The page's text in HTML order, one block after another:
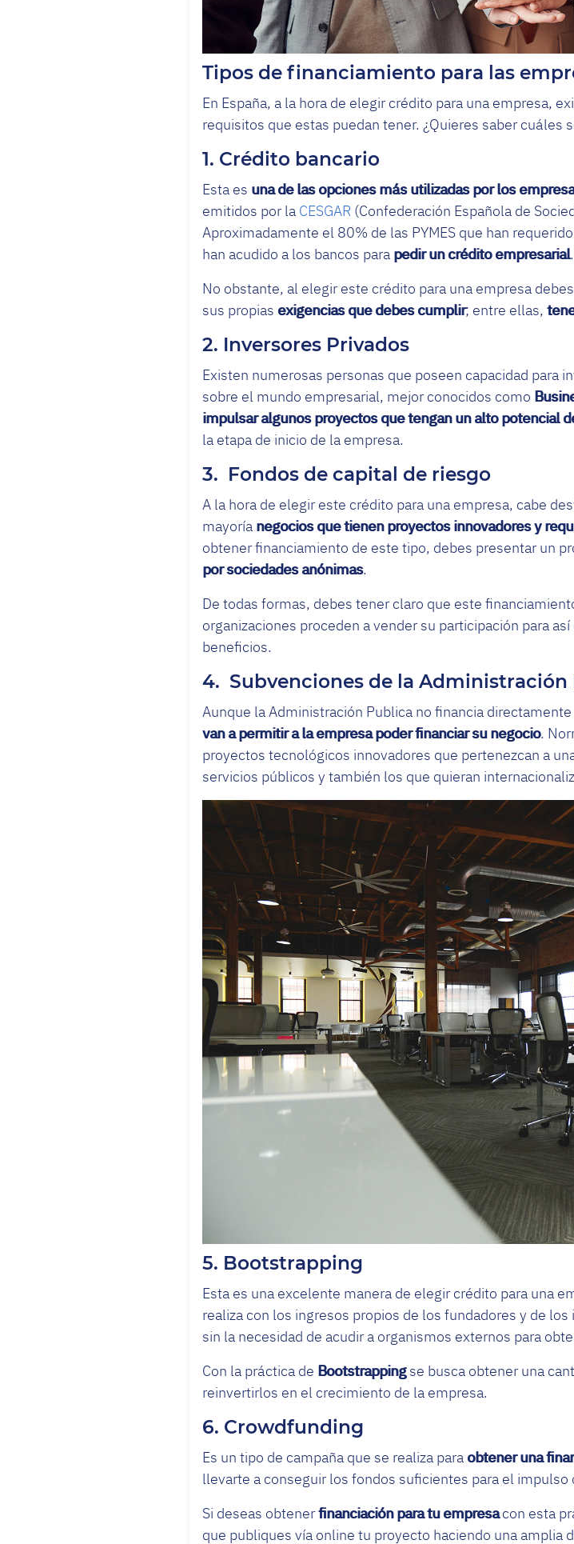
Tipos de financiamiento para las
En España, a la hora de elegir crédito para una empresa,
requisitos que estas puedan tener. ¿Quieres saber cuáles
1. Crédito bancario
Esta es una de las opciones más utilizadas por los
emitidos por la CESGAR (Confederación Española de
Aproximadamente el 80% de las PYMES que han
han acudido a los bancos para pedir un crédito empresarial.
No obstante, al elegir este crédito para una empresa
sus propias exigencias que debes cumplir; entre ellas,
2. Inversores Privados
Existen numerosas personas que poseen capacidad para
sobre el mundo empresarial, mejor conocidos como
impulsar algunos proyectos que tengan un alto potencial
la etapa de inicio de la empresa.
3. Fondos de capital de riesgo
A la hora de elegir este crédito para una empresa, cabe
mayoría negocios que tienen proyectos innovadores y
obtener financiamiento de este tipo, debes presentar un
por sociedades anónimas.
De todas formas, debes tener claro que este
organizaciones proceden a vender su participación para
beneficios.
4. Subvenciones de la Administración
Aunque la Administración Publica no financia
van a permitir a la empresa poder financiar su negocio.
proyectos tecnológicos innovadores que pertenezcan a
servicios públicos y también los que quieran
5. Bootstrapping
Esta es una excelente manera de elegir crédito para una
realiza con los ingresos propios de los fundadores y de
sin la necesidad de acudir a organismos externos para
Con la práctica de Bootstrappingse busca obtener una
reinvertirlos en el crecimiento de la empresa.
6. Crowdfunding
Es un tipo de campaña que se realiza para obtener una
llevarte a conseguir los fondos suficientes para el impulso
Si deseas obtenerfinanciación para tu empresacon esta
que publiques vía online tu proyecto haciendo una amplia